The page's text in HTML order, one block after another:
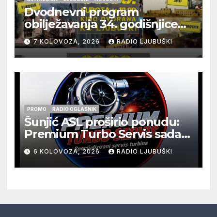
Dvodnevni program
obilježavanja 34. godišnjice
pogibije generala Blaža
Kraljevića i osmorice
pripadnika HOS-a
7 KOLOVOZA, 2026 RADIO LJUBUŠKI
PROMO RADIO OGLASNIK
Šunjić ASL proširio ponudu:
Premium Turbo Servis sada
na jednoj adresi u Ljubuškom
6 KOLOVOZA, 2026 RADIO LJUBUŠKI